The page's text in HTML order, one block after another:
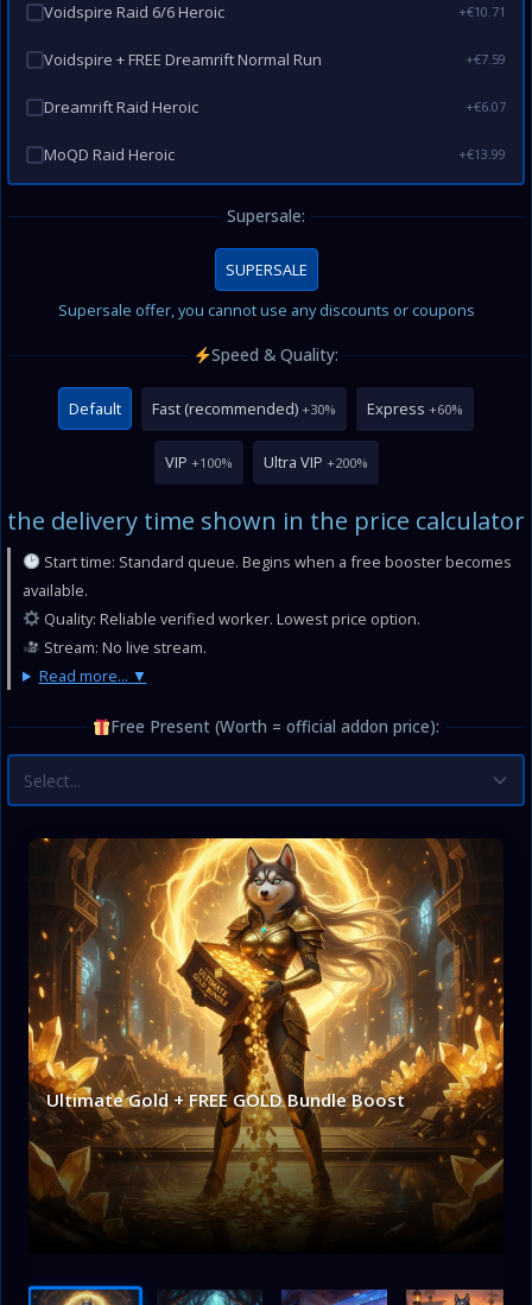
Voidspire Raid 6/6 Heroic +€10.71
Voidspire + FREE Dreamrift Normal Run +€7.59
Dreamrift Raid Heroic +€6.07
MoQD Raid Heroic +€13.99
Supersale:
SUPERSALE
Supersale offer, you cannot use any discounts or coupons
Speed & Quality:
Default Fast (recommended) +30% Express +60%
VIP +100% Ultra VIP +200%
the delivery time shown in the price calculator
Start time: Standard queue. Begins when a free booster becomes
available.
Quality: Reliable verified worker. Lowest price option.
Stream: No live stream.
Read more...
Free Present (Worth = official addon price):
Select...
Ultimate Gold + FREE GOLD Bundle Boost